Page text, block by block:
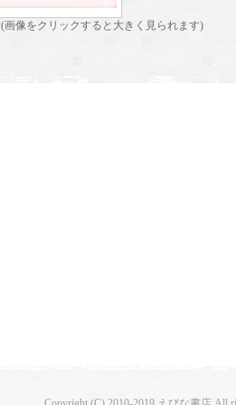
(画像をクリックすると大きく見られます)